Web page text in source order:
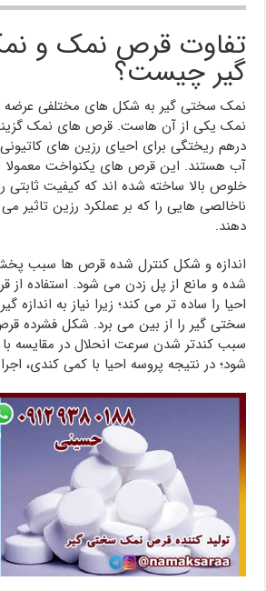
تفاوت قرص نمک و
گیر چیست؟
نمک سختی گیر به شکل های مختلفی
نمک یکی از آن هاست. قرص های نمک
درهم ریختگی برای احیای رزین های
آب هستند. این قرص های یکنواخت معمولا
خلوص بالا ساخته شده اند که کیفیت ثابتی
ناخالصی هایی را که بر عملکرد رزین تاثیر
دهند.
اندازه و شکل کنترل شده قرص ها سبب
شده و مانع از پل زدن می شود. استفاده
احیا را ساده تر می کند؛ زیرا نیاز به اندازه
سختی گیر را از بین می برد. شکل فشرده
سبب کندتر شدن سرعت انحلال در مقایسه
شود؛ در نتیجه پروسه احیا با کمی کندی،